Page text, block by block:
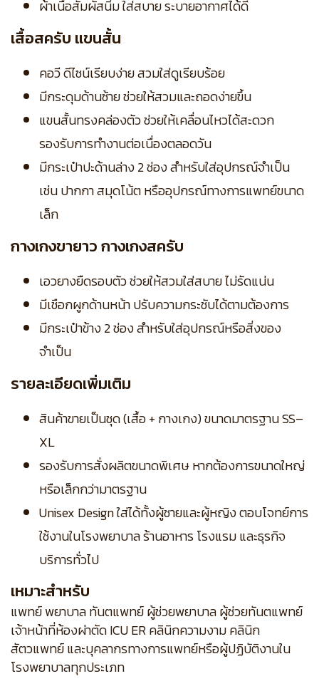
ผ้าเนื้อสัมผัสนิ่ม ใส่สบาย ระบายอากาศได้ดี
เสื้อสครับ แขนสั้น
คอวี ดีไซน์เรียบง่าย สวมใส่ดูเรียบร้อย
มีกระดุมด้านซ้าย ช่วยให้สวมและถอดง่ายขึ้น
แขนสั้นทรงคล่องตัว ช่วยให้เคลื่อนไหวได้สะดวก
รองรับการทำงานต่อเนื่องตลอดวัน
มีกระเป๋าปะด้านล่าง 2 ช่อง สำหรับใส่อุปกรณ์จำเป็น
เช่น ปากกา สมุดโน้ต หรืออุปกรณ์ทางการแพทย์ขนาด
เล็ก
กางเกงขายาว กางเกงสครับ
เอวยางยืดรอบตัว ช่วยให้สวมใส่สบาย ไม่รัดแน่น
มีเชือกผูกด้านหน้า ปรับความกระชับได้ตามต้องการ
มีกระเป๋าข้าง 2 ช่อง สำหรับใส่อุปกรณ์หรือสิ่งของ
จำเป็น
รายละเอียดเพิ่มเติม
สินค้าขายเป็นชุด (เสื้อ + กางเกง) ขนาดมาตรฐาน SS–
XL
รองรับการสั่งผลิตขนาดพิเศษ หากต้องการขนาดใหญ่
หรือเล็กกว่ามาตรฐาน
Unisex Design ใส่ได้ทั้งผู้ชายและผู้หญิง ตอบโจทย์การ
ใช้งานในโรงพยาบาล ร้านอาหาร โรงแรม และธุรกิจ
บริการทั่วไป
เหมาะสำหรับ
แพทย์ พยาบาล ทันตแพทย์ ผู้ช่วยพยาบาล ผู้ช่วยทันตแพทย์
เจ้าหน้าที่ห้องผ่าตัด ICU ER คลินิกความงาม คลินิก
สัตวแพทย์ และบุคลากรทางการแพทย์หรือผู้ปฏิบัติงานใน
โรงพยาบาลทุกประเภท